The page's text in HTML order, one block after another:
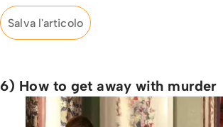
Salva l'articolo
6) How to get away with murder